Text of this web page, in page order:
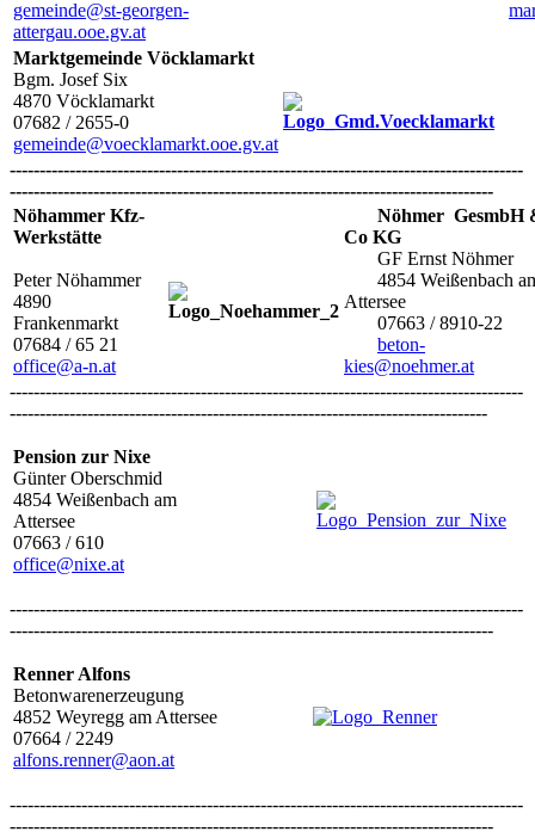
gemeinde@st-georgen-
attergau.ooe.gv.at
Marktgemeinde Vöcklamarkt
Bgm. Josef Six
4870 Vöcklamarkt
07682 / 2655-0
gemeinde@voecklamarkt.ooe.gv.at
--------------------------------------------------------------------------------------
---------------------------------------------------------------------------------
Nöhammer Kfz-
Werkstätte
Peter Nöhammer
4890
Frankenmarkt
07684 / 65 21
office@a-n.at
Nöhmer GesmbH
Co KG
GF Ernst Nöhmer
4854 Weißenbach
Attersee
07663 / 8910-22
beton-
kies@noehmer.at
--------------------------------------------------------------------------------------
--------------------------------------------------------------------------------
Pension zur Nixe
Günter Oberschmid
4854 Weißenbach am
Attersee
07663 / 610
office@nixe.at
--------------------------------------------------------------------------------------
---------------------------------------------------------------------------------
Renner Alfons
Betonwarenerzeugung
4852 Weyregg am Attersee
07664 / 2249
alfons.renner@aon.at
--------------------------------------------------------------------------------------
---------------------------------------------------------------------------------